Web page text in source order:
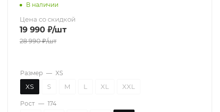
В наличии
Цена со скидкой
19 990 ₽/шт
28 990₽/шт
Размер — XS
XS S M L XL XXL
Рост — 174